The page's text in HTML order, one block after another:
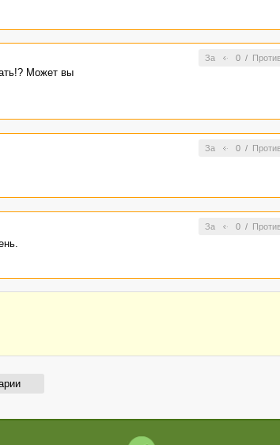
За 0/
Может вы
За 0/
За 0/